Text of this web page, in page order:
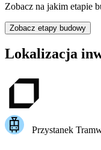
Zobacz na jakim etapie
Zobacz etapy budowy
Lokalizacja
Przystanek